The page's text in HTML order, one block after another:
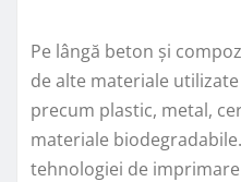
Pe lângă beton și
de alte materiale
precum plastic, metal,
materiale
tehnologiei de